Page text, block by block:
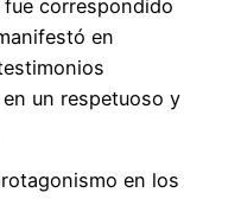
correspondido
en
un respetuoso y
en los